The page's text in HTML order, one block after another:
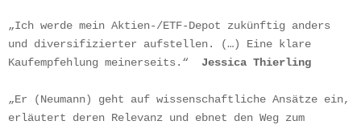
„Ich werde mein Aktien-/ETF-Depot zukünftig anders
und diversifizierter aufstellen. (…) Eine klare
Kaufempfehlung meinerseits.“ Jessica Thierling
„Er (Neumann) geht auf wissenschaftliche Ansätze ein,
erläutert deren Relevanz und ebnet den Weg zum